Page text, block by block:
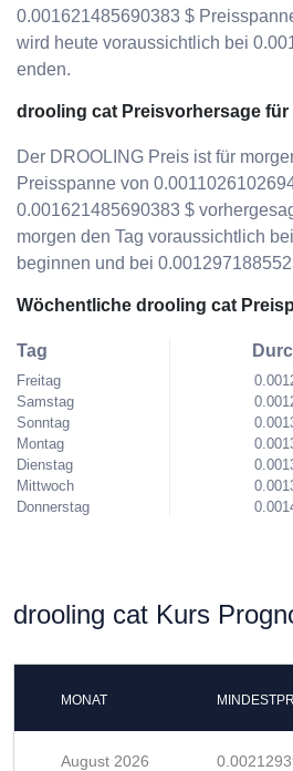
0.001621485690383 $
wird heute voraussichtlich bei
enden.
drooling cat Preisvorhersage für
Der DROOLING Preis ist für
Preisspanne von
0.001621485690383 $
morgen den Tag voraussichtlich
beginnen und bei
Wöchentliche drooling cat
Tag
Freitag
Samstag
Sonntag
Montag
Dienstag
Mittwoch
Donnerstag
drooling cat Kurs
MONAT
August 2026